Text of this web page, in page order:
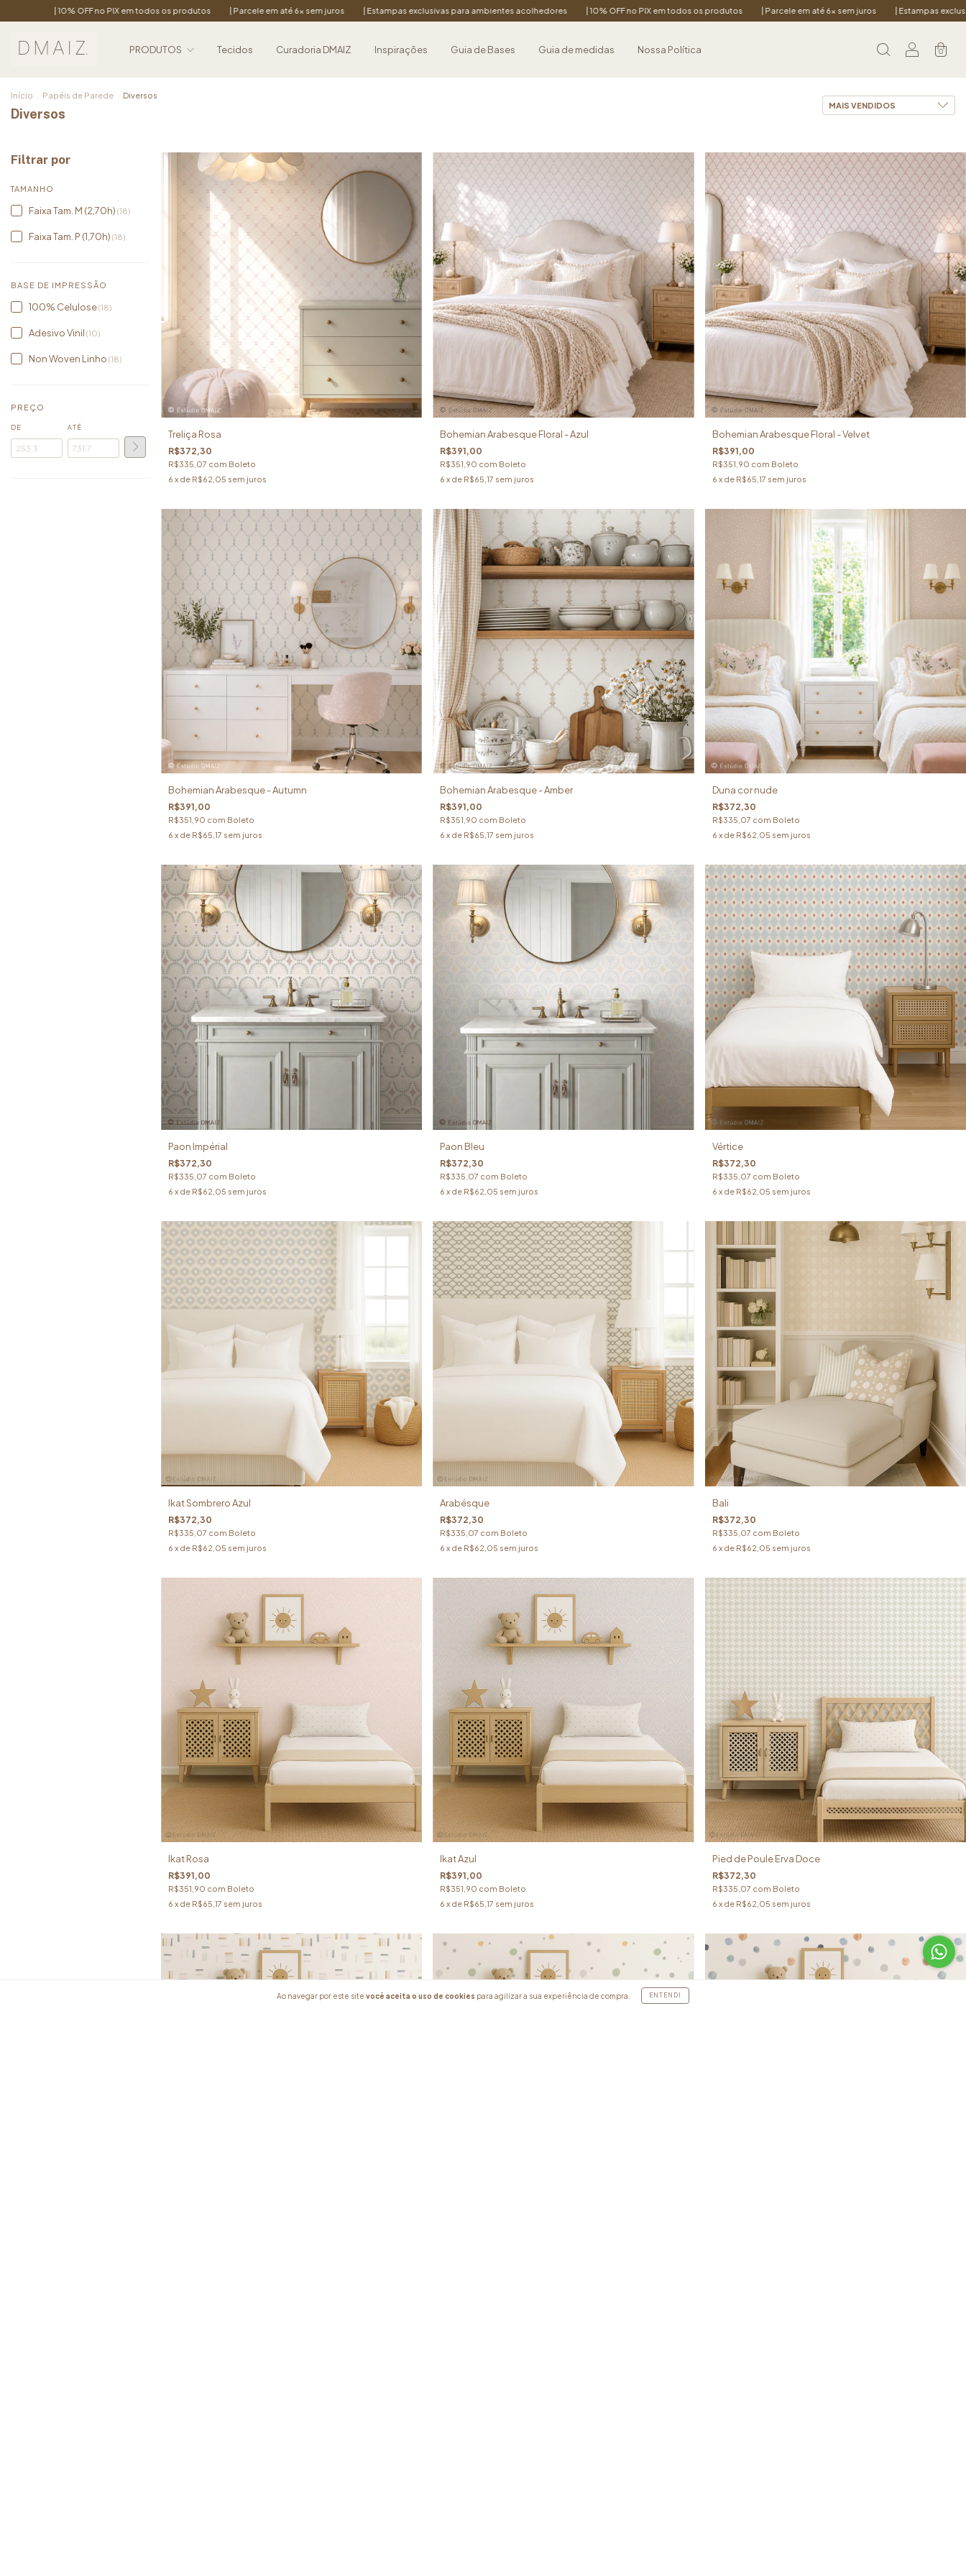
em todos os produtos | Parcele em até 6x sem juros | Estampas exclusivas para ambientes acolhedores | 10% OFF no PIX em todos os produtos | Parcele em até 6x sem juros | Estampas exclusivas para ambientes
PRODUTOS Tecidos Curadoria DMAIZ Inspirações Guia de Bases Guia de medidas Nossa Política 0
Ao navegar por este site você aceita o uso de cookies para agilizar a sua experiência de compra. ENTENDI
Início Papéis de Parede Diversos
Diversos
Filtrar por
TAMANHO
Faixa Tam. M (2,70h) (18)
Faixa Tam. P (1,70h) (18)
BASE DE IMPRESSÃO
100% Celulose(18)
Adesivo Vinil (10)
Non Woven Linho (18)
PREÇO
DE ATÉ
Treliça Rosa
R$372,30
R$335,07 com Boleto
6 x de R$62,05 sem juros
Bohemian Arabesque Floral - Azul
R$391,00
R$351,90 com Boleto
6 x de R$65,17 sem juros
Bohemian Arabesque Floral - Velvet
R$391,00
R$351,90 com Boleto
6 x de R$65,17 sem juros
Bohemian Arabesque - Autumn
R$391,00
R$351,90 com Boleto
6 x de R$65,17 sem juros
Bohemian Arabesque - Amber
R$391,00
R$351,90 com Boleto
6 x de R$65,17 sem juros
Duna cor nude
R$372,30
R$335,07 com Boleto
6 x de R$62,05 sem juros
Paon Impérial
R$372,30
R$335,07 com Boleto
6 x de R$62,05 sem juros
Paon Bleu
R$372,30
R$335,07 com Boleto
6 x de R$62,05 sem juros
Vértice
R$372,30
R$335,07 com Boleto
6 x de R$62,05 sem juros
Ikat Sombrero Azul
R$372,30
R$335,07 com Boleto
6 x de R$62,05 sem juros
Arabésque
R$372,30
R$335,07 com Boleto
6 x de R$62,05 sem juros
Bali
R$372,30
R$335,07 com Boleto
6 x de R$62,05 sem juros
Ikat Rosa
R$391,00
R$351,90 com Boleto
6 x de R$65,17 sem juros
Ikat Azul
R$391,00
R$351,90 com Boleto
6 x de R$65,17 sem juros
Pied de Poule Erva Doce
R$372,30
R$335,07 com Boleto
6 x de R$62,05 sem juros